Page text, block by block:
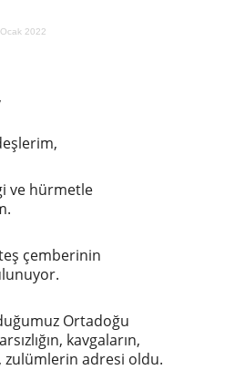
2022
ve hürmetle
çemberinin
Ortadoğu
kavgaların,
zulümlerin adresi oldu.